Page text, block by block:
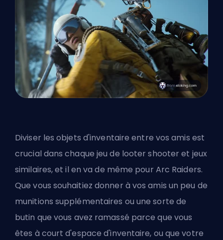
Diviser les objets d'inventaire entre vos amis est
crucial dans chaque jeu de looter shooter et jeux
similaires, et il en va de même pour Arc Raiders.
Que vous souhaitiez donner à vos amis un peu de
munitions supplémentaires ou une sorte de
butin que vous avez ramassé parce que vous
êtes à court d'espace d'inventaire, ou que votre